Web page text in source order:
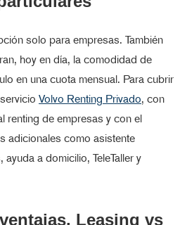
solo para empresas. También
hoy en día, la comodidad de
en una cuota mensual. Para cubrir
Volvo Renting Privado, con
renting de empresas y con el
adicionales como asistente
a domicilio, TeleTaller y
Leasing vs